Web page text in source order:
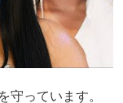
っています。